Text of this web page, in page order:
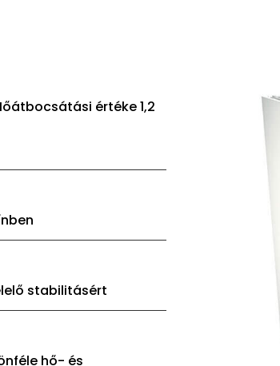
értéke 1,2
stabilitásért
hő- és